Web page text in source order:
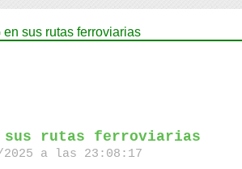
sus rutas ferroviarias
sus rutas ferroviarias
a las 23:08:17